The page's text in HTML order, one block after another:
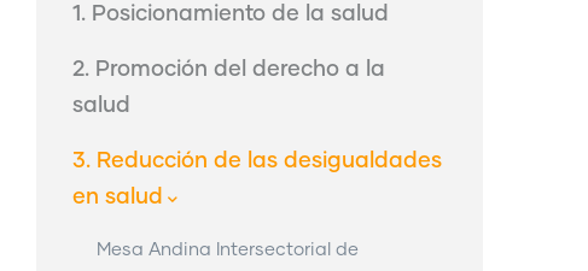
1. Posicionamiento de la salud
2. Promoción del derecho a la
salud
3. Reducción de las desigualdades
en salud
Mesa Andina Intersectorial de